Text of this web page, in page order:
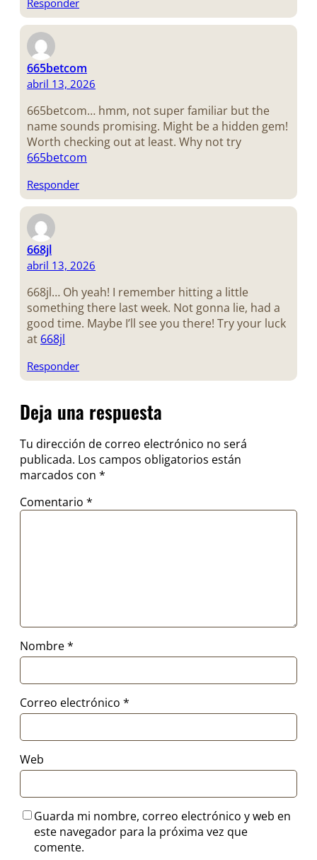
Responder
665betcom
abril 13, 2026
665betcom… hmm, not super familiar but the
name sounds promising. Might be a hidden gem!
Worth checking out at least. Why not try
665betcom
Responder
668jl
abril 13, 2026
668jl… Oh yeah! I remember hitting a little
something there last week. Not gonna lie, had a
good time. Maybe I’ll see you there! Try your luck
at 668jl
Responder
Deja una respuesta
Tu dirección de correo electrónico no será
publicada. Los campos obligatorios están
marcados con *
Comentario *
Nombre*
Correo electrónico *
Web
Guarda mi nombre, correo electrónico y web en
este navegador para la próxima vez que
comente.